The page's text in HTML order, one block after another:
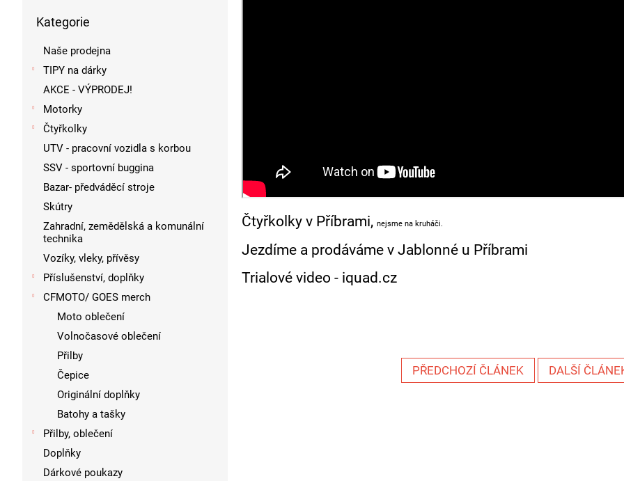
kategorie
Kategorie
Naše prodejna
TIPY na dárky
AKCE - VÝPRODEJ!
Motorky
Čtyřkolky
UTV - pracovní vozidla s korbou
SSV - sportovní buggina
Bazar- předváděcí stroje
Skútry
Zahradní, zemědělská a komunální
technika
Vozíky, vleky, přívěsy
Příslušenství, doplňky
CFMOTO/ GOES merch
Moto oblečení
Volnočasové oblečení
Přilby
Čepice
Originální doplňky
Batohy a tašky
Přilby, oblečení
Doplňky
Dárkové poukazy
Čtyřkolky v Příbrami, nejsme na kruháči.
Jezdíme a prodáváme v Jablonné u Příbrami
Trialové video - iquad.cz
PŘEDCHOZÍ ČLÁNEK DALŠÍ